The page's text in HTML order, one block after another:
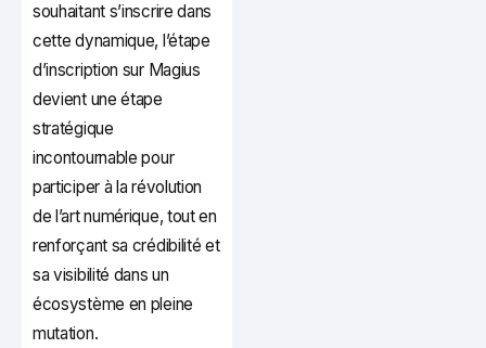
souhaitant s’inscrire dans
cette dynamique, l’étape
d’inscription sur Magius
devient une étape
stratégique
incontournable pour
participer à la révolution
de l’art numérique, tout en
renforçant sa crédibilité et
sa visibilité dans un
écosystème en pleine
mutation.